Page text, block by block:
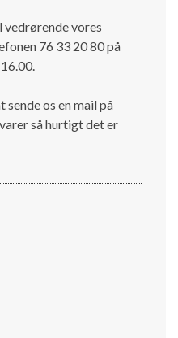
vedrørende vores
76 33 20 80 på
sende os en mail på
så hurtigt det er